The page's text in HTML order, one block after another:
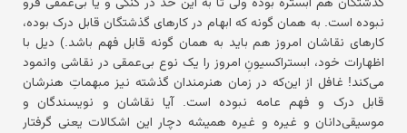
نبوده است. به همان گونه که ابهام در کارهای گذشتگان قابل درک بوده،
کارهای نقاشان امروز هم باید به همان گونه قابل فهم باشد.) دیل با
اظهارات خود، ابستراکسیونِ امروز را یک نوع بی‌عمقی در نقاشی وانمود
می‌کند! غافل از این‌که در زمان هنرمندان گذشته نیز مبهماتِ هنرشان
قابل درک و فهم عامه نبوده است. آیا نقاشان و نویسندگان و
موسیقی‌دانان و غیره و غیره همیشه دچار این اشکالات یعنی گرفتار